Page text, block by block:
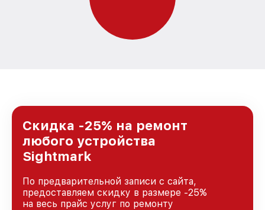
Скидка -25% на ремонт
любого устройства
Sightmark
По предварительной записи с сайта,
предоставляем скидку в размере -25%
на весь прайс услуг по ремонту